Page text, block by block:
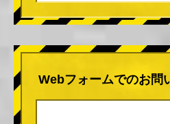
Webフォームでのお問